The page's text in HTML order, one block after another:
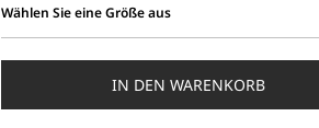
Wählen Sie eine Größe aus
Sie
aus
IN DEN WARENKORB